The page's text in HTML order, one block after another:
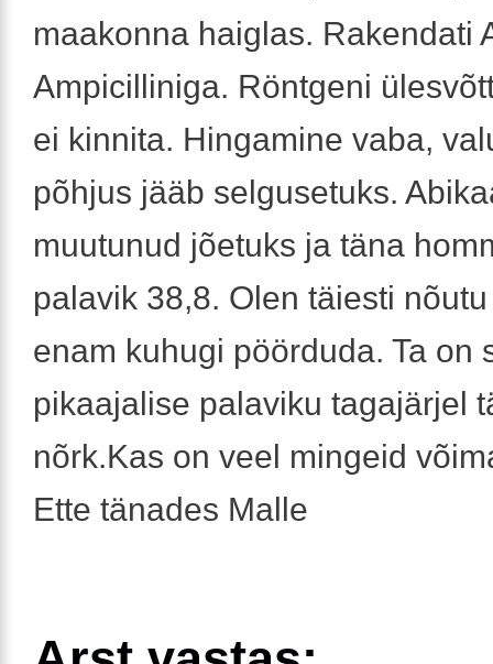
maakonna haiglas. Rakendati
Ampicilliniga. Röntgeni
ei kinnita. Hingamine vaba,
põhjus jääb selgusetuks.
muutunud jõetuks ja täna
palavik 38,8. Olen täiesti
enam kuhugi pöörduda. Ta on
pikaajalise palaviku tagajärjel
nõrk.Kas on veel mingeid
Ette tänades Malle